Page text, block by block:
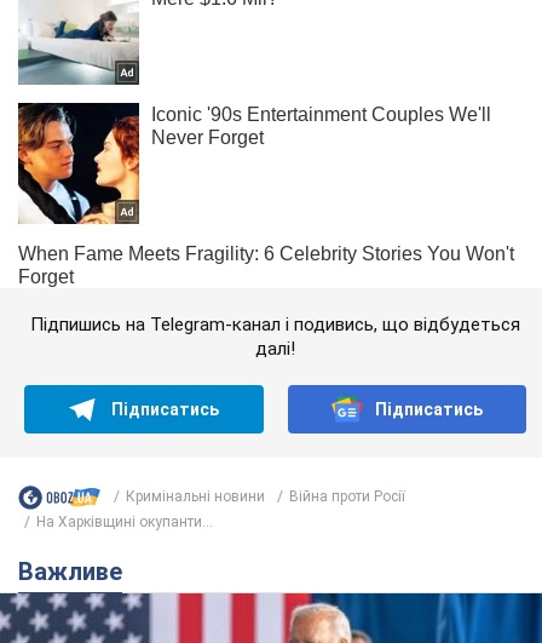
Підпишись на Telegram-канал і подивись, що відбудеться
далі!
Підписатись Підписатись
Кримінальні новини
Війна проти Росії
На Харківщині окупанти...
Важливе